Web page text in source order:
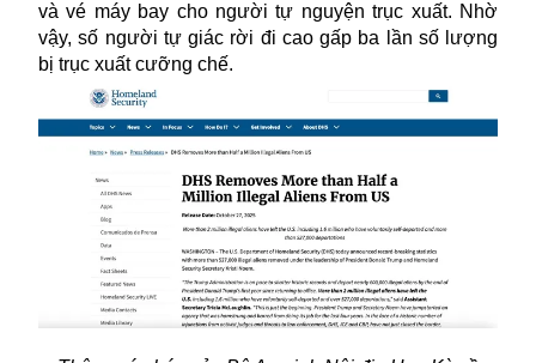
và vé máy bay cho người tự nguyệntrục xuất. Nhờ
vậy, số người tự giác rời đi cao gấp ba lần số lượng
bị trục xuất cưỡng chế.